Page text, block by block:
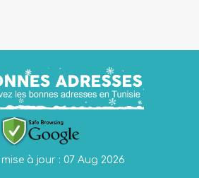
mise à jour : 07 Aug 2026